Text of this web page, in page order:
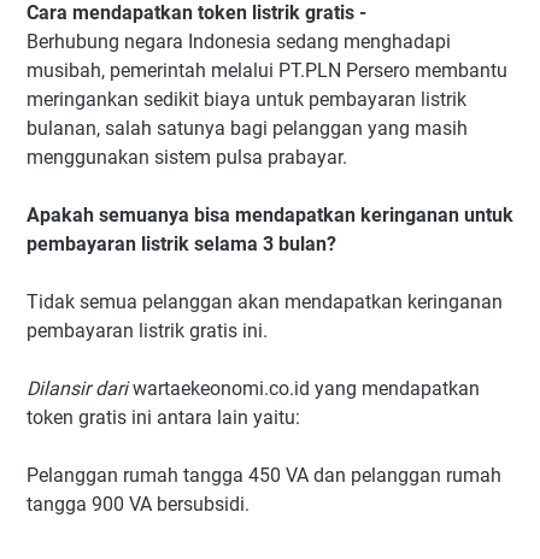
pengguna kWh meter prabayar
Cara melalui aplikasi WA ke nomor 08122-123-123.
Cara mendapatkan token listrik gratis -
Berhubung negara Indonesia sedang menghadapi
musibah, pemerintah melalui PT.PLN Persero membantu
meringankan sedikit biaya untuk pembayaran listrik
bulanan, salah satunya bagi pelanggan yang masih
menggunakan sistem pulsa prabayar.
Apakah semuanya bisa mendapatkan keringanan untuk
pembayaran listrik selama 3 bulan?
Tidak semua pelanggan akan mendapatkan keringanan
pembayaran listrik gratis ini.
Dilansir dariwartaekeonomi.co.id yang mendapatkan
token gratis ini antara lain yaitu:
Pelanggan rumah tangga 450 VA dan pelanggan rumah
tangga 900 VA bersubsidi.